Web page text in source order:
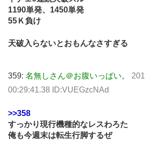
1190単発、1450単発
55Ｋ負け
天破入らないとおもんなさすぎる
359: 名無しさん＠お腹いっぱい。
00:29:41.38 ID:VUEGzcNAd
>>358
すっかり現行機種的なレスわろた
俺も今週末は転生行脚するぜ